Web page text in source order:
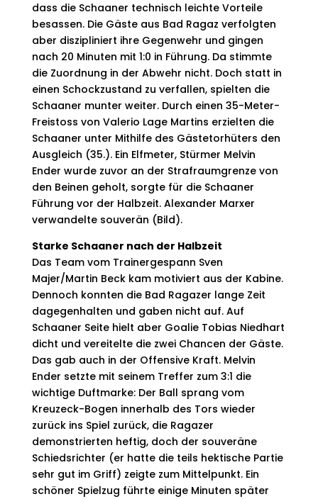
dass die Schaaner technisch leichte Vorteile
besassen. Die Gäste aus Bad Ragaz verfolgten
aber diszipliniert ihre Gegenwehr und gingen
nach 20 Minuten mit 1:0 in Führung. Da stimmte
die Zuordnung in der Abwehr nicht. Doch statt in
einen Schockzustand zu verfallen, spielten die
Schaaner munter weiter. Durch einen 35-Meter-
Freistoss von Valerio Lage Martins erzielten die
Schaaner unter Mithilfe des Gästetorhüters den
Ausgleich (35.). Ein Elfmeter, Stürmer Melvin
Ender wurde zuvor an der Strafraumgrenze von
den Beinen geholt, sorgte für die Schaaner
Führung vor der Halbzeit. Alexander Marxer
verwandelte souverän (Bild).
Starke Schaaner nach der Halbzeit
Das Team vom Trainergespann Sven
Majer/Martin Beck kam motiviert aus der Kabine.
Dennoch konnten die Bad Ragazer lange Zeit
dagegenhalten und gaben nicht auf. Auf
Schaaner Seite hielt aber Goalie Tobias Niedhart
dicht und vereitelte die zwei Chancen der Gäste.
Das gab auch in der Offensive Kraft. Melvin
Ender setzte mit seinem Treffer zum 3:1 die
wichtige Duftmarke: Der Ball sprang vom
Kreuzeck-Bogen innerhalb des Tors wieder
zurück ins Spiel zurück, die Ragazer
demonstrierten heftig, doch der souveräne
Schiedsrichter (er hatte die teils hektische Partie
sehr gut im Griff) zeigte zum Mittelpunkt. Ein
schöner Spielzug führte einige Minuten später